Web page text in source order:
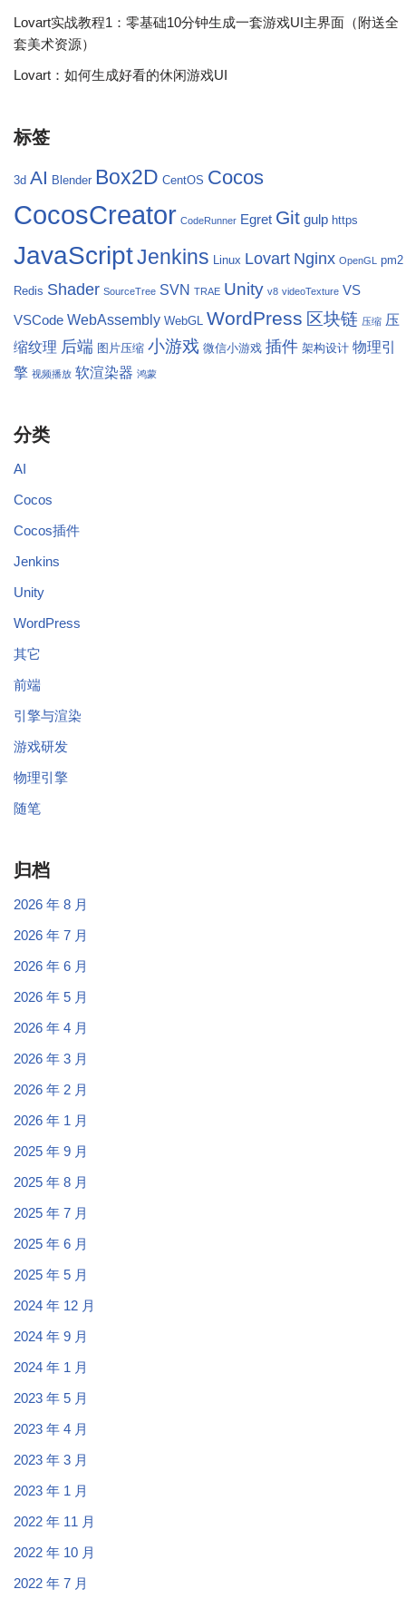
Lovart实战教程1：零基础10分钟生成一套游戏UI主界面（附送全
套美术资源）
Lovart：如何生成好看的休闲游戏UI
标签
3d AI Blender Box2D CentOS Cocos
CocosCreator CodeRunner Egret Git gulp https
JavaScriptJenkins Linux Lovart Nginx OpenGL pm2
Redis Shader SourceTree SVN TRAE Unity v8 videoTexture VS
VSCode WebAssembly WebGL WordPress 区块链 压缩 压
缩纹理 后端 图片压缩 小游戏 微信小游戏 插件 架构设计 物理引
擎 视频播放 软渲染器 鸿蒙
分类
AI
Cocos
Cocos插件
Jenkins
Unity
WordPress
其它
前端
引擎与渲染
游戏研发
物理引擎
随笔
归档
2026 年 8 月
2026 年 7 月
2026 年 6 月
2026 年 5 月
2026 年 4 月
2026 年 3 月
2026 年 2 月
2026 年 1 月
2025 年 9 月
2025 年 8 月
2025 年 7 月
2025 年 6 月
2025 年 5 月
2024 年 12 月
2024 年 9 月
2024 年 1 月
2023 年 5 月
2023 年 4 月
2023 年 3 月
2023 年 1 月
2022 年 11 月
2022 年 10 月
2022 年 7 月